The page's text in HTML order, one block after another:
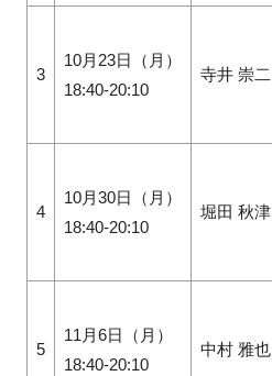
3
10月23日（月）
18:40-20:10
寺井 崇二
4
10月30日（月）
18:40-20:10
堀田 秋津
5
11月6日（月）
18:40-20:10
中村 雅也